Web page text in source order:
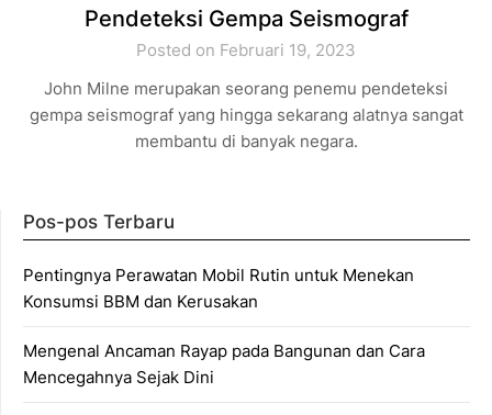
Pendeteksi Gempa Seismograf
Posted on Februari 19, 2023
John Milne merupakan seorang penemu pendeteksi
gempa seismograf yang hingga sekarang alatnya sangat
membantu di banyak negara.
Pos-pos Terbaru
Pentingnya Perawatan Mobil Rutin untuk Menekan
Konsumsi BBM dan Kerusakan
Mengenal Ancaman Rayap pada Bangunan dan Cara
Mencegahnya Sejak Dini